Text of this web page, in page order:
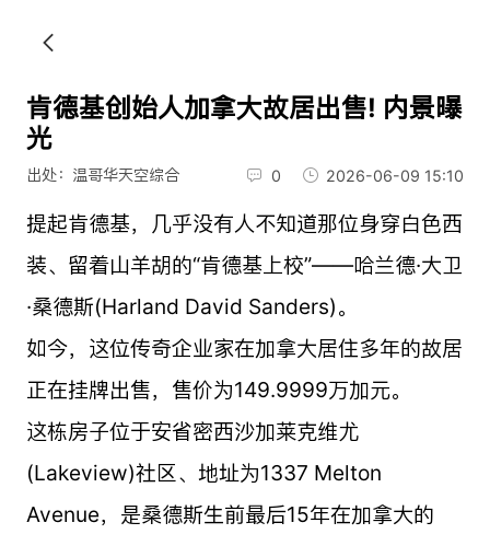
肯德基创始人加拿大故居出售! 内景曝
光
出处：温哥华天空综合 0 2026-06-09 15:10
提起肯德基，几乎没有人不知道那位身穿白色西
装、留着山羊胡的“肯德基上校”——哈兰德·大卫
·桑德斯(Harland David Sanders)。
如今，这位传奇企业家在加拿大居住多年的故居
正在挂牌出售，售价为149.9999万加元。
这栋房子位于安省密西沙加莱克维尤
(Lakeview)社区、地址为1337 Melton
Avenue，是桑德斯生前最后15年在加拿大的